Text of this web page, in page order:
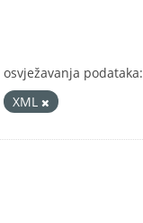
osvježavanja podataka:
XML